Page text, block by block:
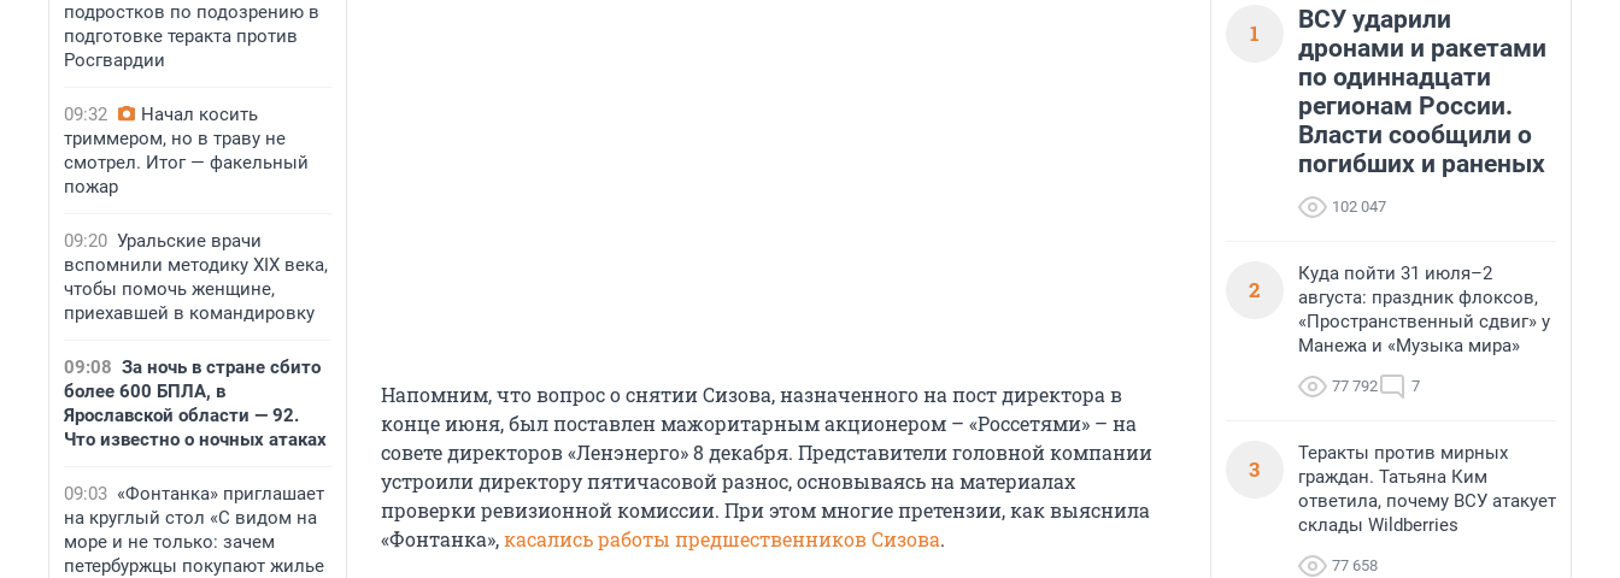
подростков по подозрению в
подготовке теракта против
Росгвардии
09:32
Начал косить
триммером, но в траву не
смотрел. Итог — факельный
пожар
09:20 Уральские врачи
вспомнили методику XIX века,
чтобы помочь женщине,
приехавшей в командировку
09:08 За ночь в стране сбито
более 600 БПЛА, в
Ярославской области — 92.
Что известно о ночных атаках
09:03 «Фонтанка» приглашает
на круглый стол «С видом на
море и не только: зачем
петербуржцы покупают жилье
Напомним, что вопрос о снятии Сизова, назначенного на пост директора в
конце июня, был поставлен мажоритарным акционером – «Россетями» – на
совете директоров «Ленэнерго» 8 декабря. Представители головной компании
устроили директору пятичасовой разнос, основываясь на материалах
проверки ревизионной комиссии. При этом многие претензии, как выяснила
«Фонтанка»,касались работы предшественников Сизова.
1
ВСУ ударили
дронами и ракетами
по одиннадцати
регионам России.
Власти сообщили о
погибших и раненых
102 047
2
Куда пойти 31 июля–2
августа: праздник флоксов,
«Пространственный сдвиг» у
Манежа и «Музыка мира»
77 792 7
3
Теракты против мирных
граждан. Татьяна Ким
ответила, почему ВСУ атакует
склады Wildberries
77 658